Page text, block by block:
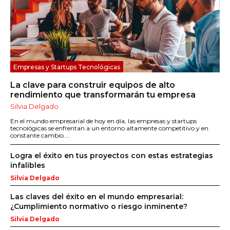
Empresas y Startups Tecnológicas
La clave para construir equipos de alto
rendimiento que transformarán tu empresa
Silvia Delgado
En el mundo empresarial de hoy en día, las empresas y startups
tecnológicas se enfrentan a un entorno altamente competitivo y en
constante cambio....
Logra el éxito en tus proyectos con estas estrategias
infalibles
Silvia Delgado
Las claves del éxito en el mundo empresarial:
¿Cumplimiento normativo o riesgo inminente?
Silvia Delgado